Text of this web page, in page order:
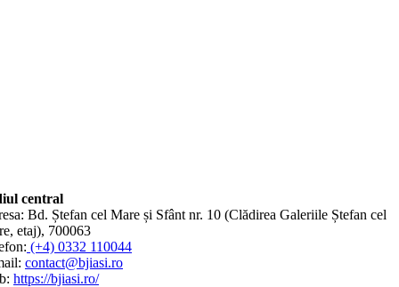
central
Bd. Ștefan cel Mare și Sfânt nr. 10 (Clădirea Galeriile Ștefan cel
etaj), 700063
(+4) 0332 110044
contact@bjiasi.ro
https://bjiasi.ro/